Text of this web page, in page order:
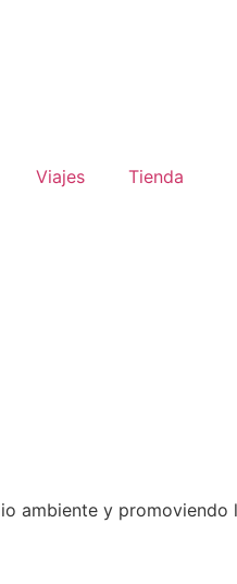
Viajes Tienda
ambiente y promoviendo